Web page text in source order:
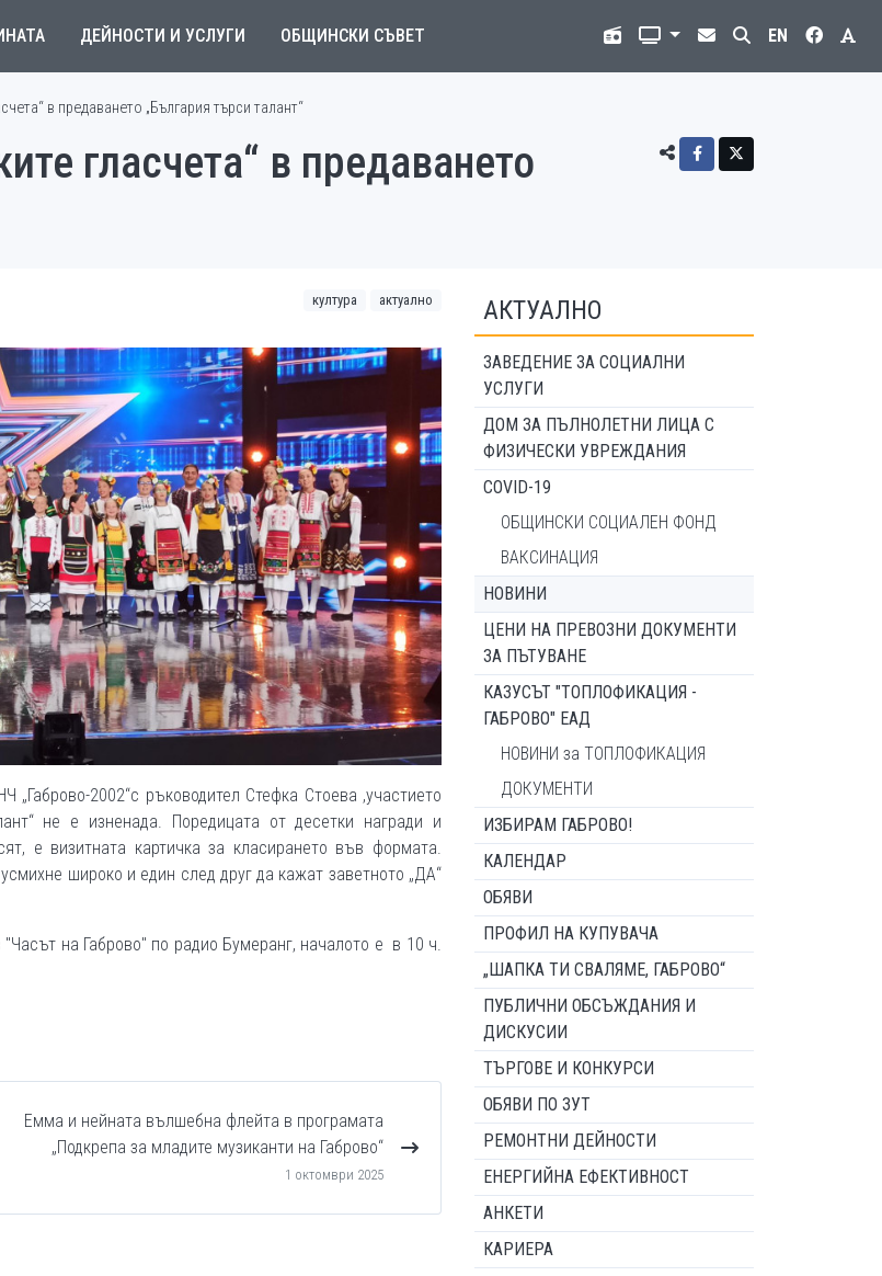
ДЕЙНОСТИ И УСЛУГИ ОБЩИНСКИ СЪВЕТ EN
в предаването „България търси талант“
гласчета“ в предаването
култура актуално
„Габрово-2002“с ръководител Стефка Стоева ,участието
не е изненада. Поредицата от десетки награди и
е визитната картичка за класирането във формата.
широко и един след друг да кажат заветното „ДА“
на Габрово" по радио Бумеранг, началото е в 10 ч.
Емма и нейната вълшебна флейта в програмата
„Подкрепа за младите музиканти на Габрово“
1 октомври 2025
АКТУАЛНО
ЗАВЕДЕНИЕ ЗА СОЦИАЛНИ
УСЛУГИ
ДОМ ЗА ПЪЛНОЛЕТНИ ЛИЦА С
ФИЗИЧЕСКИ УВРЕЖДАНИЯ
COVID-19
ОБЩИНСКИ СОЦИАЛЕН ФОНД
ВАКСИНАЦИЯ
НОВИНИ
ЦЕНИ НА ПРЕВОЗНИ ДОКУМЕНТИ
ЗА ПЪТУВАНЕ
КАЗУСЪТ "ТОПЛОФИКАЦИЯ -
ГАБРОВО" ЕАД
НОВИНИ за ТОПЛОФИКАЦИЯ
ДОКУМЕНТИ
ИЗБИРАМ ГАБРОВО!
КАЛЕНДАР
ОБЯВИ
ПРОФИЛ НА КУПУВАЧА
„ШАПКА ТИ СВАЛЯМЕ, ГАБРОВО“
ПУБЛИЧНИ ОБСЪЖДАНИЯ И
ДИСКУСИИ
ТЪРГОВЕ И КОНКУРСИ
ОБЯВИ ПО ЗУТ
РЕМОНТНИ ДЕЙНОСТИ
ЕНЕРГИЙНА ЕФЕКТИВНОСТ
АНКЕТИ
КАРИЕРА